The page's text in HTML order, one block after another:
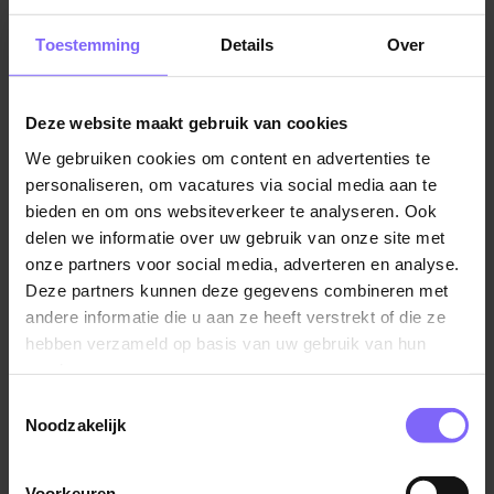
Toestemming Details Over
Deze website maakt gebruik van cookies
We gebruiken cookies om content en advertenties te
personaliseren, om vacatures via social media aan te
bieden en om ons websiteverkeer te analyseren. Ook
delen we informatie over uw gebruik van onze site met
onze partners voor social media, adverteren en analyse.
Deze partners kunnen deze gegevens combineren met
andere informatie die u aan ze heeft verstrekt of die ze
hebben verzameld op basis van uw gebruik van hun
Noodzakelijk
Jouw rol
Als Teamleider Functioneel Applicatiebeheer geef je
leiding aan een team dat verantwoordelijk is voor het
functioneel beheer van de applicaties binnen
Zuyderland Care. Het team zorgt dat de systemen
waarop onze zorg- en ondersteunende processen
draaien, optimaal beschikbaar en betrouwbaar zijn.
Je team beheert en optimaliseert een breed
applicatielandschap, waaronder ECD (Nedap Ons),
Synergy. Samen zorgen jullie dat deze systemen
betrouwbaar, veilig en gebruiksvriendelijk functioneren
— in nauwe samenwerking met leveranciers en